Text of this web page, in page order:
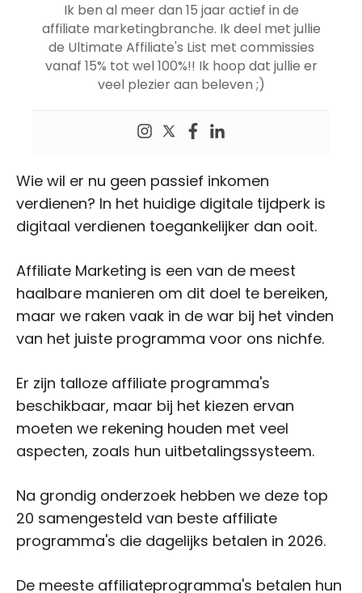
Ik ben al meer dan 15 jaar actief in de
affiliate marketingbranche. Ik deel met jullie
de Ultimate Affiliate's List met commissies
vanaf 15% tot wel 100%!! Ik hoop dat jullie er
veel plezier aan beleven ;)
Wie wil er nu geen passief inkomen
verdienen? In het huidige digitale tijdperk is
digitaal verdienen toegankelijker dan ooit.
Affiliate Marketing is een van de meest
haalbare manieren om dit doel te bereiken,
maar we raken vaak in de war bij het vinden
van het juiste programma voor ons nichfe.
Er zijn talloze affiliate programma's
beschikbaar, maar bij het kiezen ervan
moeten we rekening houden met veel
aspecten, zoals hun uitbetalingssysteem.
Na grondig onderzoek hebben we deze top
20 samengesteld van beste affiliate
programma's die dagelijks betalen in 2026.
De meeste affiliateprogramma's betalen hun